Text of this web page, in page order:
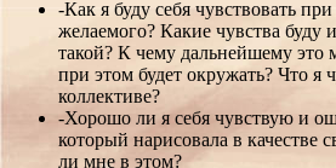
-Как я буду себя чувствовать
желаемого? Какие чувства буду
такой? К чему дальнейшему это
при этом будет окружать? Что я
коллективе?
-Хорошо ли я себя чувствую и
который нарисовала в качестве
ли мне в этом?